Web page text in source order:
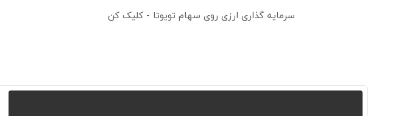
سرمایه گذاری ارزی روی سهام تویوتا - کلیک کن